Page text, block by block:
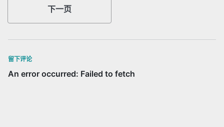
下一页
留下评论